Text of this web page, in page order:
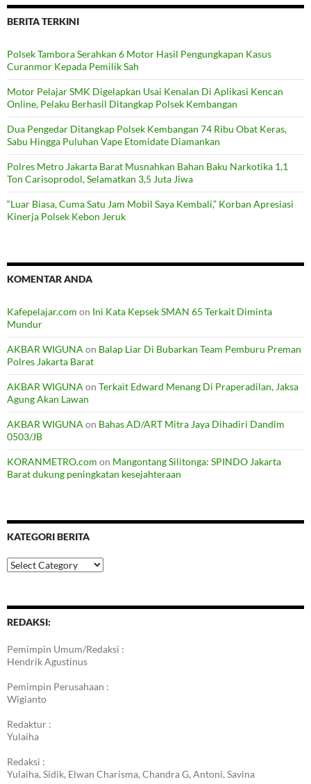
BERITA TERKINI
Polsek Tambora Serahkan 6 Motor Hasil Pengungkapan Kasus
Curanmor Kepada Pemilik Sah
Motor Pelajar SMK Digelapkan Usai Kenalan Di Aplikasi Kencan
Online, Pelaku Berhasil Ditangkap Polsek Kembangan
Dua Pengedar Ditangkap Polsek Kembangan 74 Ribu Obat Keras,
Sabu Hingga Puluhan Vape Etomidate Diamankan
Polres Metro Jakarta Barat Musnahkan Bahan Baku Narkotika 1,1
Ton Carisoprodol, Selamatkan 3,5 Juta Jiwa
“Luar Biasa, Cuma Satu Jam Mobil Saya Kembali,” Korban Apresiasi
Kinerja Polsek Kebon Jeruk
KOMENTAR ANDA
Kafepelajar.com on Ini Kata Kepsek SMAN 65 Terkait Diminta
Mundur
AKBAR WIGUNA on Balap Liar Di Bubarkan Team Pemburu Preman
Polres Jakarta Barat
AKBAR WIGUNA on Terkait Edward Menang Di Praperadilan, Jaksa
Agung Akan Lawan
AKBAR WIGUNA on Bahas AD/ART Mitra Jaya Dihadiri Dandim
0503/JB
KORANMETRO.com on Mangontang Silitonga: SPINDO Jakarta
Barat dukung peningkatan kesejahteraan
KATEGORI BERITA
Kategori
Berita
REDAKSI:
Pemimpin Umum/Redaksi :
Hendrik Agustinus
Pemimpin Perusahaan :
Wigianto
Redaktur :
Yulaiha
Redaksi :
Yulaiha, Sidik, Elwan Charisma, Chandra G, Antoni, Savina